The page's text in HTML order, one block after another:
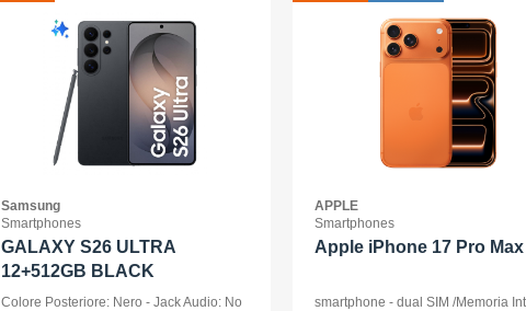
Samsung
Smartphones
GALAXY S26 ULTRA
12+512GB BLACK
Colore Posteriore: Nero - Jack Audio: No
APPLE
Smartphones
Apple iPhone 17 Pro Max
smartphone - dual SIM /Memoria